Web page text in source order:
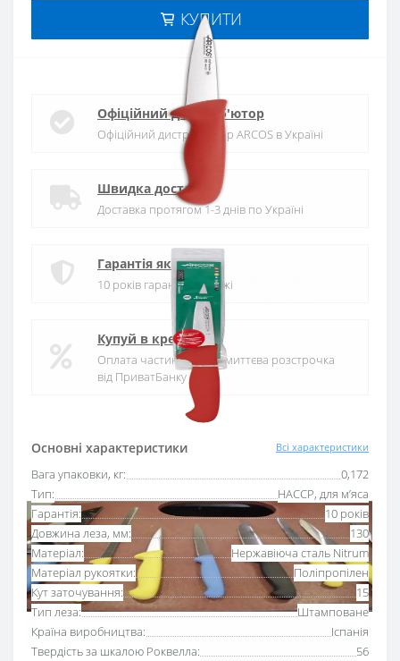
КУПИТИ
Основні характеристики Всі характеристики
Вага упаковки, кг:
0,172
Тип:
HACCP, для м’яса
Гарантія:
10 років
Довжина леза, мм:
130
Матеріал:
Нержавіюча сталь Nitrum
Матеріал рукоятки:
Поліпропілен
Кут заточування:
15
Тип леза:
Штамповане
Країна виробництва:
Іспанія
Твердість за шкалою Роквелла:
56
Офіційний дистриб'ютор
Офіційний дистриб'ютор ARCOS в Україні
Швидка доставка
Доставка протягом 1-3 днів по Україні
Гарантія якості
10 років гарантія на ножі
Купуй в кредит
Оплата частинами або миттєва розстрочка
від ПриватБанку